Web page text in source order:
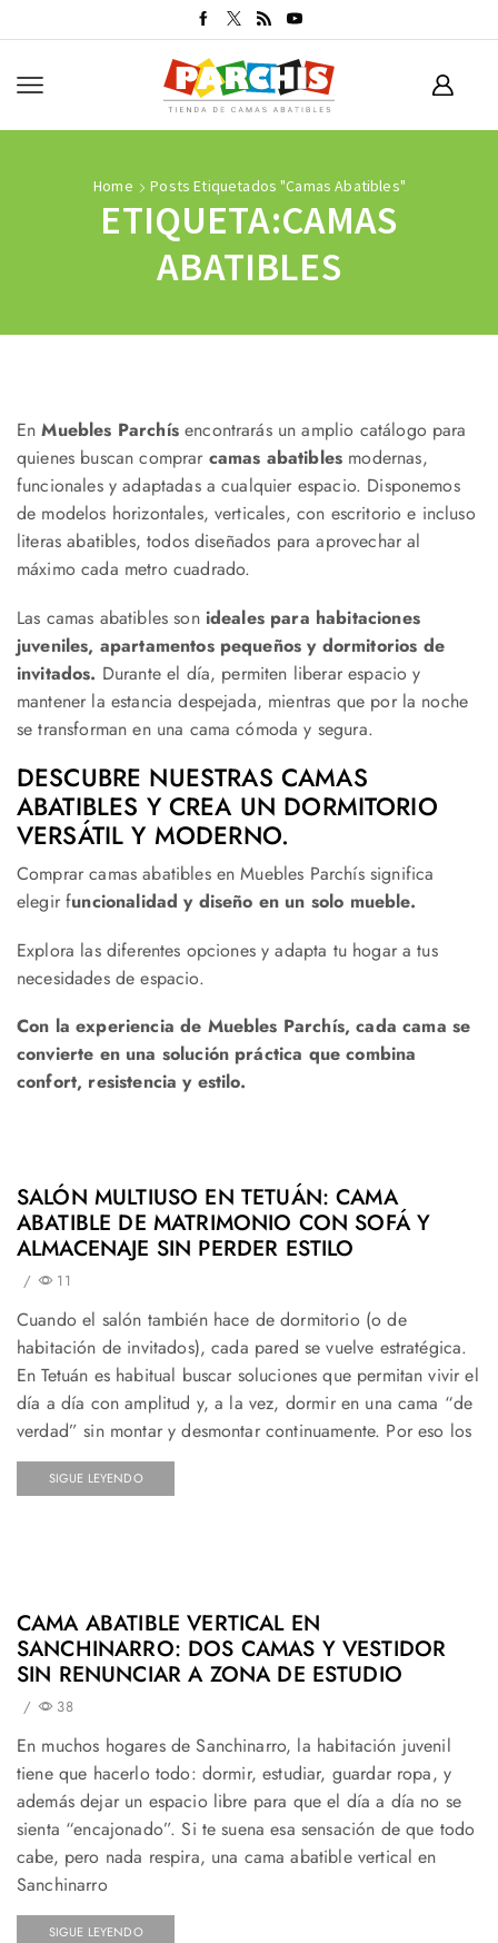
Home Posts Etiquetados "camas Abatibles"
ETIQUETA:CAMAS
ABATIBLES
EnMuebles Parchísencontrarás un amplio catálogo para
quienes buscan comprar camas abatibles modernas,
funcionales y adaptadas a cualquier espacio. Disponemos
de modelos horizontales, verticales, con escritorio e incluso
literas abatibles, todos diseñados para aprovechar al
máximo cada metro cuadrado.
Las camas abatibles son ideales para habitaciones
juveniles, apartamentos pequeños y dormitorios de
invitados. Durante el día, permiten liberar espacio y
mantener la estancia despejada, mientras que por la noche
se transforman en una cama cómoda y segura.
DESCUBRE NUESTRAS CAMAS
ABATIBLES Y CREA UN DORMITORIO
VERSÁTIL Y MODERNO.
Comprar camas abatibles en Muebles Parchís significa
elegir funcionalidad y diseño en un solo mueble.
Explora las diferentes opciones y adapta tu hogar a tus
necesidades de espacio.
Con la experiencia de Muebles Parchís, cada cama se
convierte en una solución práctica que combina
confort, resistencia y estilo.
SALÓN MULTIUSO EN TETUÁN: CAMA
ABATIBLE DE MATRIMONIO CON SOFÁ Y
ALMACENAJE SIN PERDER ESTILO
/ 11
Cuando el salón también hace de dormitorio (o de
habitación de invitados), cada pared se vuelve estratégica.
En Tetuán es habitual buscar soluciones que permitan vivir el
día a día con amplitud y, a la vez, dormir en una cama “de
verdad” sin montar y desmontar continuamente. Por eso los
SIGUE LEYENDO
CAMA ABATIBLE VERTICAL EN
SANCHINARRO: DOS CAMAS Y VESTIDOR
SIN RENUNCIAR A ZONA DE ESTUDIO
/ 38
En muchos hogares de Sanchinarro, la habitación juvenil
tiene que hacerlo todo: dormir, estudiar, guardar ropa, y
además dejar un espacio libre para que el día a día no se
sienta “encajonado”. Si te suena esa sensación de que todo
cabe, pero nada respira, una cama abatible vertical en
Sanchinarro
SIGUE LEYENDO